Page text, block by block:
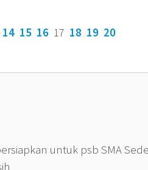
14 15 16 17 18 19 20
untuk psb SMA